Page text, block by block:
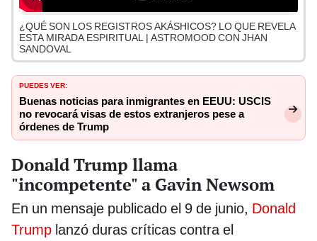
¿QUÉ SON LOS REGISTROS AKÁSHICOS? LO QUE REVELA
ESTA MIRADA ESPIRITUAL | ASTROMOOD CON JHAN
SANDOVAL
PUEDES VER:
Buenas noticias para inmigrantes en EEUU: USCIS
no revocará visas de estos extranjeros pese a
órdenes de Trump
Donald Trump llama
"incompetente" a Gavin Newsom
En un mensaje publicado el 9 de junio, Donald
Trump lanzó duras críticas contra el